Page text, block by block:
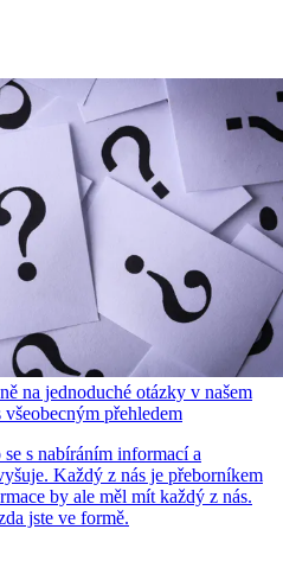
na jednoduché otázky v našem
přehledem
s nabíráním informací a
Každý z nás je přeborníkem
by ale měl mít každý z nás.
jste ve formě.